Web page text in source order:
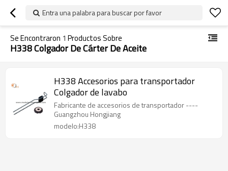
Entra una palabra para buscar por favor
Se Encontraron 1 Productos Sobre
H338 Colgador De Cárter De Aceite
H338 Accesorios para transportador
Colgador de lavabo
Fabricante de accesorios de transportador ----
Guangzhou Hongjiang
modelo:H338